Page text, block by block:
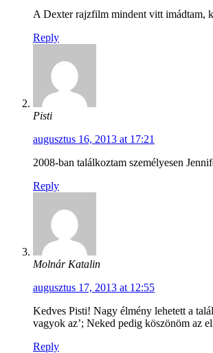
A Dexter rajzfilm mindent vitt imádtam,
Reply
Pisti
augusztus 16, 2013 at 17:21
2008-ban találkoztam személyesen
Reply
Molnár Katalin
augusztus 17, 2013 at 12:55
Kedves Pisti! Nagy élmény lehetett a
vagyok az’; Neked pedig köszönöm az
Reply